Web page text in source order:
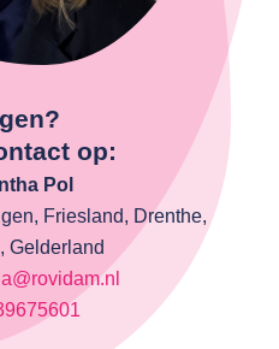
op:
Pol
Friesland, Drenthe,
Gelderland